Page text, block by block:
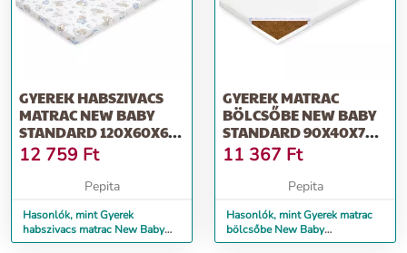
GYEREK HABSZIVACS
MATRAC NEW BABY
STANDARD 120X60X6
CM KOALA KÉK
12 759 Ft
Pepita
Hasonlók, mint Gyerek
habszivacs matrac New Baby
STANDARD 120x60x6 cm koala
GYEREK MATRAC
BÖLCSŐBE NEW BABY
STANDARD 90X40X7
CM KÓKUSZ-
HABSZIVACS
11 367 Ft
Pepita
Hasonlók, mint Gyerek matrac
bölcsőbe New Baby
STANDARD 90x40x7 cm